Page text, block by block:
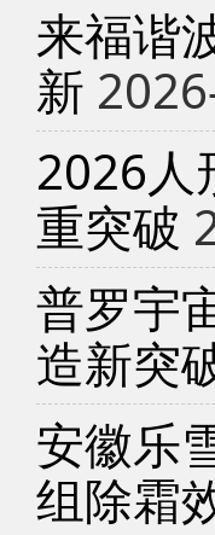
来福谐
新
2026人
重突破
普罗宇
造新突
安徽乐
组除霜